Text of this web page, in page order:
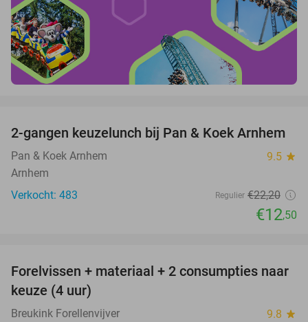
44%
2-gangen keuzelunch bij Pan & Koek Arnhem
Pan & Koek Arnhem 9.5 star
Arnhem
Verkocht: 483
Regulier €22,20
€12,50
50%
Forelvissen + materiaal + 2 consumpties naar
keuze (4 uur)
Breukink Forellenvijver 9.8 star